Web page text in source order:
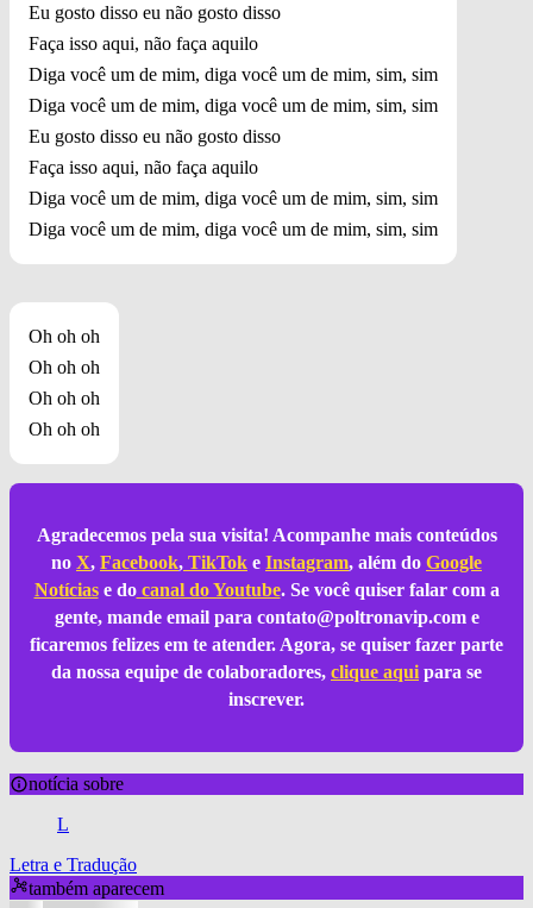
Eu gosto disso eu não gosto disso
Faça isso aqui, não faça aquilo
Diga você um de mim, diga você um de mim, sim, sim
Diga você um de mim, diga você um de mim, sim, sim
Eu gosto disso eu não gosto disso
Faça isso aqui, não faça aquilo
Diga você um de mim, diga você um de mim, sim, sim
Diga você um de mim, diga você um de mim, sim, sim
Oh oh oh
Oh oh oh
Oh oh oh
Oh oh oh
Agradecemos pela sua visita! Acompanhe mais conteúdos
no X, Facebook, TikTok e Instagram, além do Google
Notíciase docanal do Youtube. Se você quiser falar com a
gente, mande email para contato@poltronavip.come
ficaremos felizes em te atender. Agora, se quiser fazer parte
da nossa equipe de colaboradores, clique aqui para se
inscrever.
notícia sobre
L
Letra e Tradução
também aparecem